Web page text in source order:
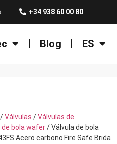
+34 938 60 00 80
Blog ES
/Válvulas /Válvulas de
de bola wafer/ Válvula de bola
Acero carbono Fire Safe Brida